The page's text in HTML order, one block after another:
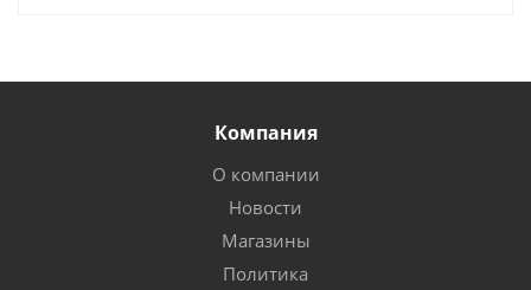
Компания
О компании
Новости
Магазины
Политика